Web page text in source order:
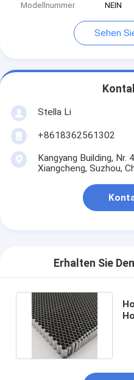
Modellnummer
NEIN
Sehen
Stella Li
+8618362561302
Kangyang Building, Nr.
Xiangcheng, Suzhou,
Erhalten Sie